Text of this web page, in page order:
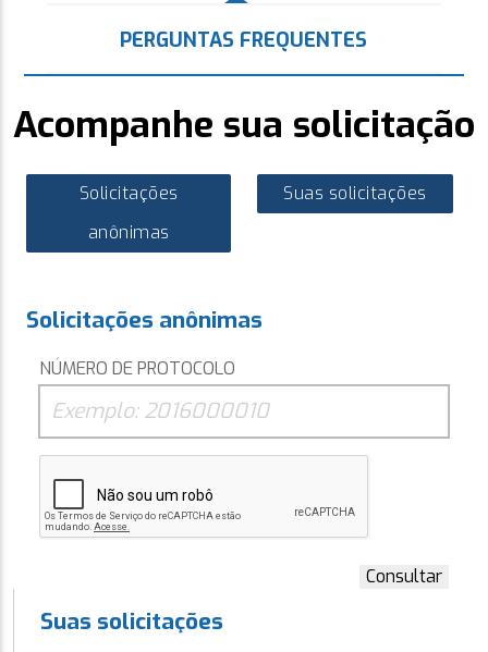
PERGUNTAS FREQUENTES
Acompanhe sua solicitação
Solicitações
anônimas
Suas solicitações
Solicitações anônimas
NÚMERO DE PROTOCOLO
Consultar
Suas solicitações